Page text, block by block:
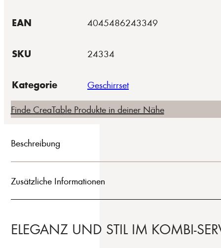
EAN 4045486243349
SKU 24334
Kategorie
Geschirrset
Finde CreaTable Produkte in deiner Nähe
Beschreibung
Zusätzliche Informationen
ELEGANZ UND STIL IM KOMBI-